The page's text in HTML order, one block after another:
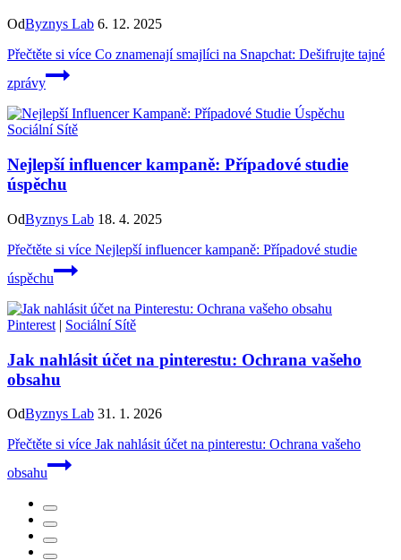
OdByznys Lab 6. 12. 2025
Přečtěte si více Co znamenají smajlíci na Snapchat: Dešifrujte tajné
zprávy
Sociální Sítě
Nejlepší influencer kampaně: Případové studie
úspěchu
OdByznys Lab 18. 4. 2025
Přečtěte si více Nejlepší influencer kampaně: Případové studie
úspěchu
Pinterest | Sociální Sítě
Jak nahlásit účet na pinterestu: Ochrana vašeho
obsahu
OdByznys Lab 31. 1. 2026
Přečtěte si více Jak nahlásit účet na pinterestu: Ochrana vašeho
obsahu